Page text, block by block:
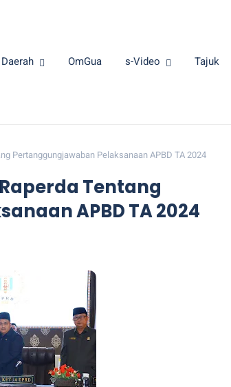
Daerah OmGua s-Video Tajuk
Pertanggungjawaban Pelaksanaan APBD TA 2024
Tentang
APBD TA 2024